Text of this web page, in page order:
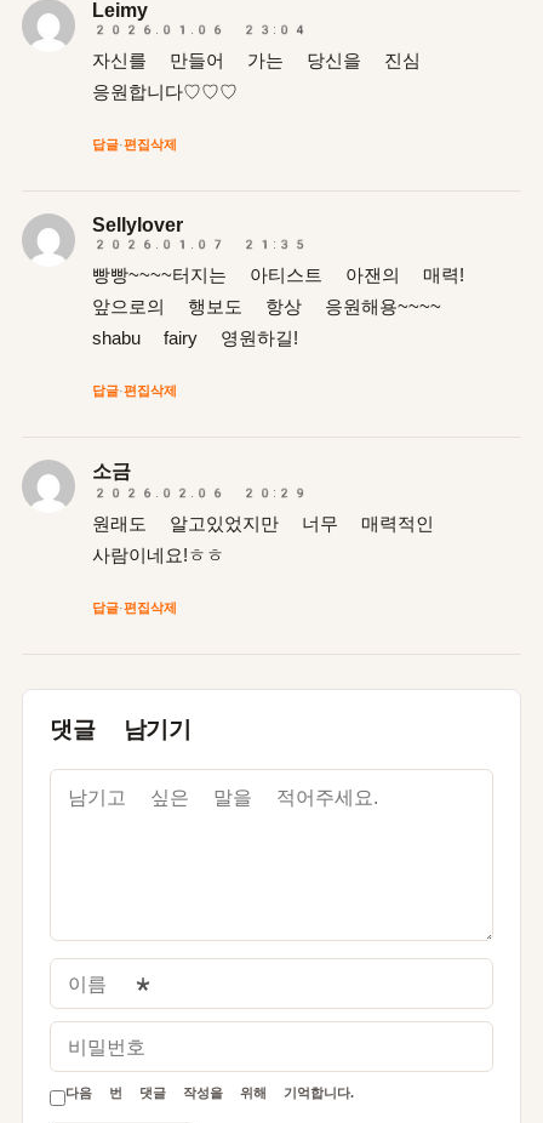
Leimy
2026.01.06 23:04
자신를 만들어 가는 당신을 진심
응원합니다♡♡♡
답글·편집삭제
Sellylover
2026.01.07 21:35
빵빵~~~~터지는 아티스트 아잰의 매력!
앞으로의 행보도 항상 응원해용~~~~
shabu fairy 영원하길!
답글·편집삭제
소금
2026.02.06 20:29
원래도 알고있었지만 너무 매력적인
사람이네요!ㅎㅎ
답글·편집삭제
댓글 남기기
이름
비밀번호
다음 번 댓글 작성을 위해 기억합니다.